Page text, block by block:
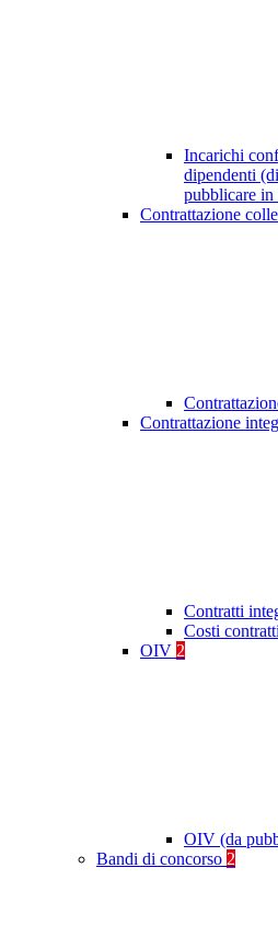
Incarichi
dipendenti
pubblicare in
Contrattazione
Contrattazione
Contratti
Costi
OIV 2
OIV (da
Bandi di concorso 2